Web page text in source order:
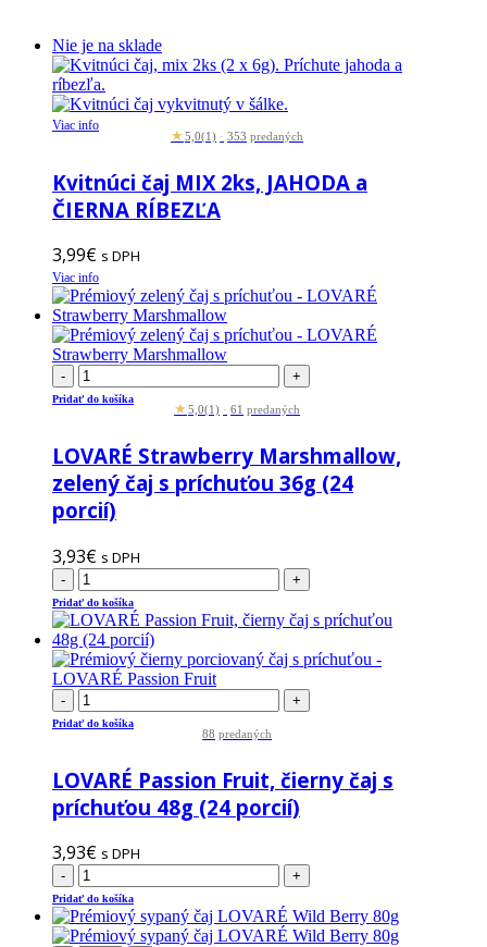
Nie je na sklade
Viac info
★5,0(1) · 353 predaných
Kvitnúci čaj MIX 2ks, JAHODA a
ČIERNA RÍBEZĽA
3,99€ s DPH
Viac info
- +
Pridať do košíka
★5,0(1) · 61 predaných
LOVARÉ Strawberry Marshmallow,
zelený čaj s príchuťou 36g (24
porcií)
3,93€ s DPH
- +
Pridať do košíka
- +
Pridať do košíka
88 predaných
LOVARÉ Passion Fruit, čierny čaj s
príchuťou 48g (24 porcií)
3,93€ s DPH
- +
Pridať do košíka